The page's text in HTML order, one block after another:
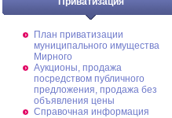
План приватизации
муниципального имущества
Мирного
Аукционы, продажа
посредством публичного
предложения, продажа без
объявления цены
Справочная информация